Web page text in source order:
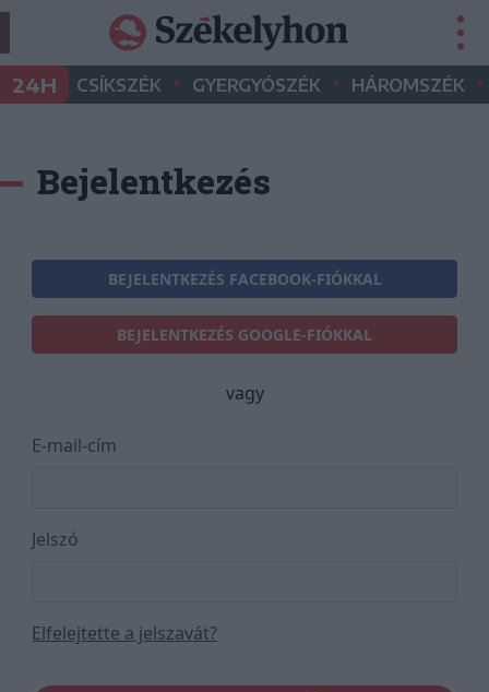
24H CSÍKSZÉK • GYERGYÓSZÉK • HÁROMSZÉK •
Bejelentkezés
BEJELENTKEZÉS FACEBOOK-FIÓKKAL
BEJELENTKEZÉS GOOGLE-FIÓKKAL
vagy
E-mail-cím
Jelszó
Elfelejtette a jelszavát?